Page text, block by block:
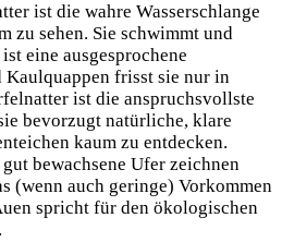
ist die wahre Wasserschlange
zu sehen. Sie schwimmt und
eine ausgesprochene
Kaulquappen frisst sie nur in
ist die anspruchsvollste
bevorzugt natürliche, klare
kaum zu entdecken.
bewachsene Ufer zeichnen
(wenn auch geringe) Vorkommen
spricht für den ökologischen